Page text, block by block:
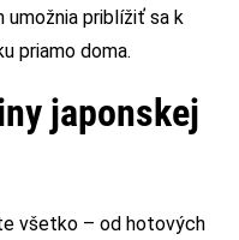
umožnia priblížiť sa k
priamo doma.
japonskej
všetko – od hotových